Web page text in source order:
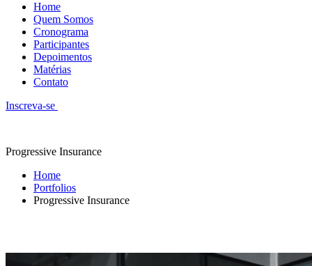
Home
Quem Somos
Cronograma
Participantes
Depoimentos
Matérias
Contato
Inscreva-se
Progressive Insurance
Home
Portfolios
Progressive Insurance